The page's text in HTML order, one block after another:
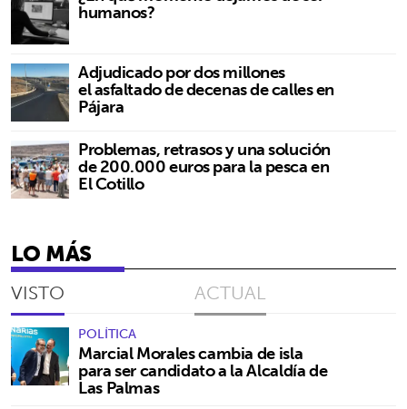
humanos?
Adjudicado por dos millones
el asfaltado de decenas de calles en
Pájara
Problemas, retrasos y una solución
de 200.000 euros para la pesca en
El Cotillo
LO MÁS
VISTO ACTUAL
POLÍTICA
Marcial Morales cambia de isla
para ser candidato a la Alcaldía de
Las Palmas